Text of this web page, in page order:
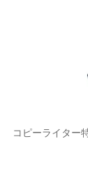
コピーライター